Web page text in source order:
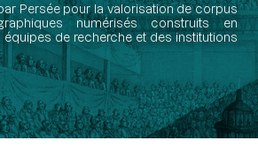
Persée pour la valorisation de corpus
numérisés construits en
de recherche et des institutions